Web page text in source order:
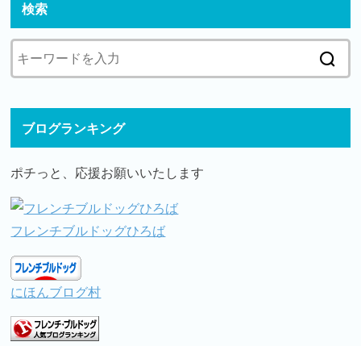
検索
ブログランキング
ポチっと、応援お願いいたします
フレンチブルドッグひろば
にほんブログ村